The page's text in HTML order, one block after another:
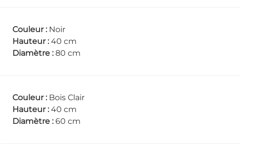
Couleur : Noir
Hauteur : 40 cm
Diamètre : 80 cm
Couleur : Bois Clair
Hauteur : 40 cm
Diamètre : 60 cm